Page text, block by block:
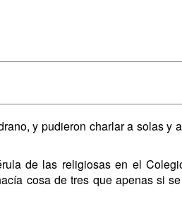
y pudieron charlar a solas y
de las religiosas en el
cosa de tres que apenas si